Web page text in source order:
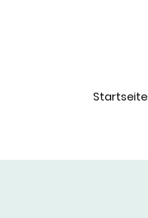
Startseite